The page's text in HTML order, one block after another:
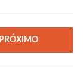
PRÓXIMO